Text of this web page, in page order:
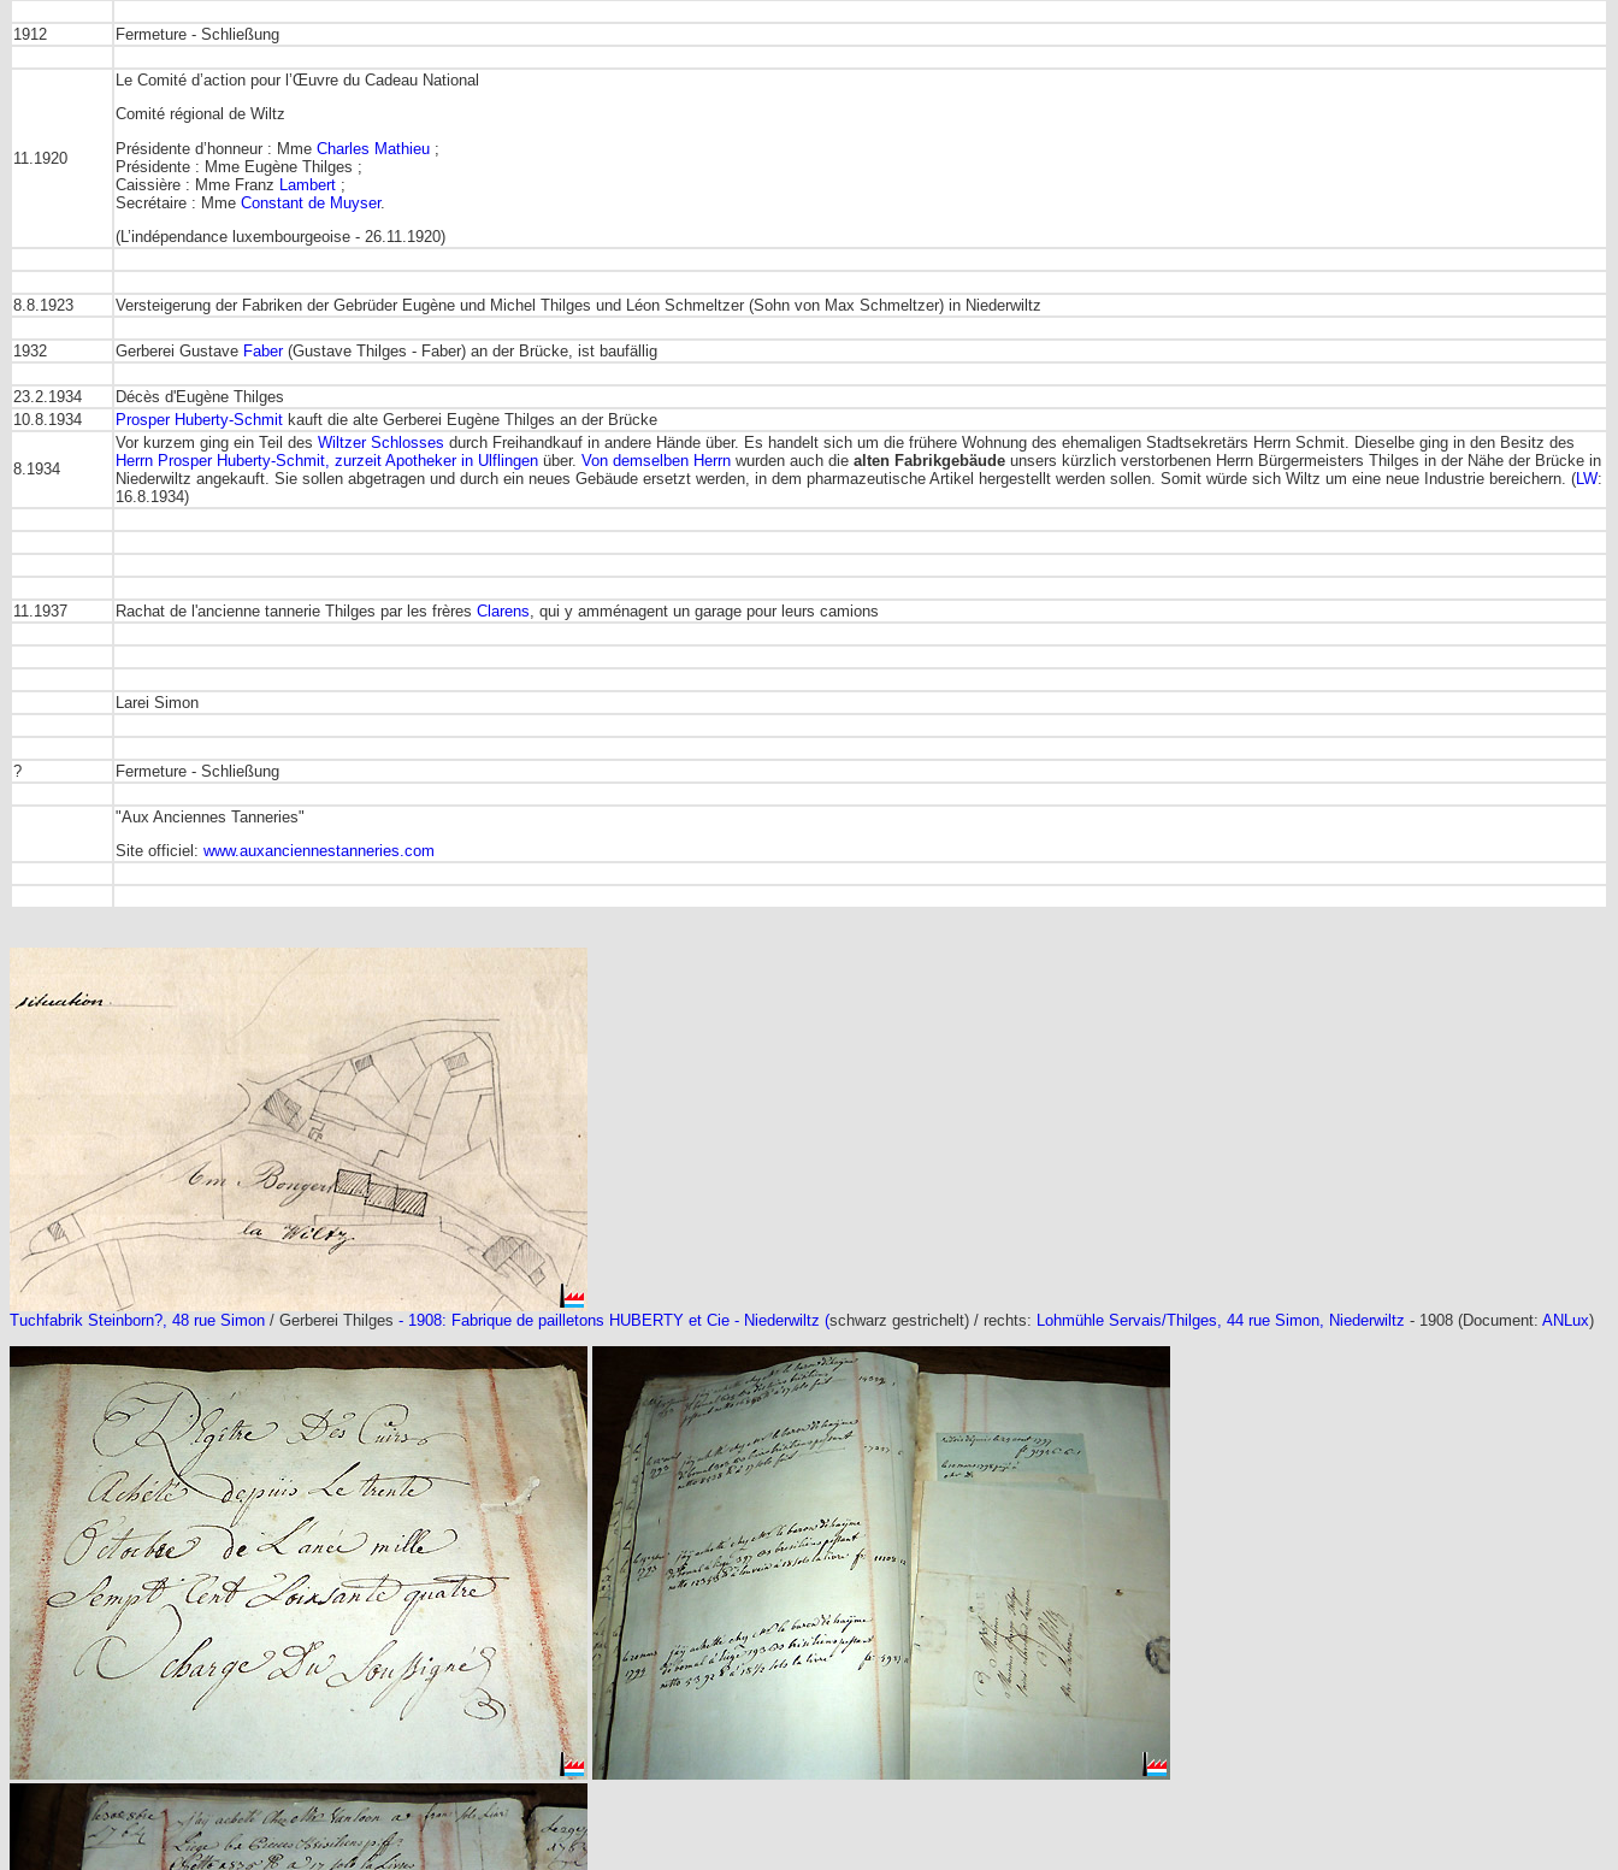
1912 Fermeture - Schließung
11.1920
Le Comité d’action pour l’Œuvre du Cadeau National
Comité régional de Wiltz
Présidente d’honneur : Mme Charles Mathieu ;
Présidente : Mme Eugène Thilges ;
Caissière : Mme Franz Lambert ;
Secrétaire : Mme Constant de Muyser.
(L’indépendance luxembourgeoise - 26.11.1920)
8.8.1923 Versteigerung der Fabriken der Gebrüder Eugène und Michel Thilges und Léon Schmeltzer (Sohn von Max Schmeltzer) in Niederwiltz
1932 Gerberei Gustave Faber(Gustave Thilges - Faber) an der Brücke, ist baufällig
23.2.1934
Décès d'Eugène Thilges
10.8.1934
Prosper Huberty-Schmit kauft die alte Gerberei Eugène Thilges an der Brücke
8.1934
Vor kurzem ging ein Teil des Wiltzer Schlosses durch Freihandkauf in andere Hände über. Es handelt sich um die frühere Wohnung des ehemaligen Stadtsekretärs Herrn Schmit. Dieselbe ging in den Besitz des
Herrn Prosper Huberty-Schmit, zurzeit Apotheker in Ulflingen über. Von demselben Herrn wurden auch die alten Fabrikgebäude unsers kürzlich verstorbenen Herrn Bürgermeisters Thilges in der Nähe der Brücke in
Niederwiltz angekauft. Sie sollen abgetragen und durch ein neues Gebäude ersetzt werden, in dem pharmazeutische Artikel hergestellt werden sollen. Somit würde sich Wiltz um eine neue Industrie bereichern. (LW:
16.8.1934)
11.1937 Rachat de l'ancienne tannerie Thilges par les frères Clarens, qui y amménagent un garage pour leurs camions
Larei Simon
? Fermeture - Schließung
"Aux Anciennes Tanneries"
Site officiel: www.auxanciennestanneries.com
Tuchfabrik Steinborn?, 48 rue Simon / Gerberei Thilges - 1908: Fabrique de pailletons HUBERTY et Cie - Niederwiltz (schwarz gestrichelt) / rechts: Lohmühle Servais/Thilges, 44 rue Simon, Niederwiltz - 1908 (Document: ANLux)